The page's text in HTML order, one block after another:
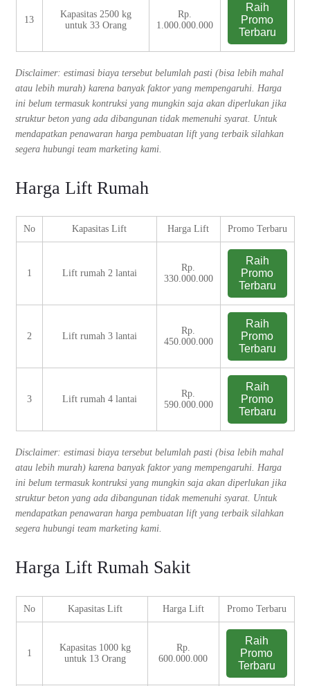
13
Kapasitas 2500 kg
untuk 33 Orang
Rp.
1.000.000.000
Raih
Promo
Terbaru
Disclaimer: estimasi biaya tersebut belumlah pasti (bisa lebih mahal
atau lebih murah) karena banyak faktor yang mempengaruhi. Harga
ini belum termasuk kontruksi yang mungkin saja akan diperlukan jika
struktur beton yang ada dibangunan tidak memenuhi syarat. Untuk
mendapatkan penawaran harga pembuatan lift yang terbaik silahkan
segera hubungi team marketing kami.
Harga Lift Rumah
No Kapasitas Lift Harga Lift Promo Terbaru
1 Lift rumah 2 lantai
Rp.
330.000.000
Raih
Promo
Terbaru
2 Lift rumah 3 lantai
Rp.
450.000.000
Raih
Promo
Terbaru
3 Lift rumah 4 lantai
Rp.
590.000.000
Raih
Promo
Terbaru
Disclaimer: estimasi biaya tersebut belumlah pasti (bisa lebih mahal
atau lebih murah) karena banyak faktor yang mempengaruhi. Harga
ini belum termasuk kontruksi yang mungkin saja akan diperlukan jika
struktur beton yang ada dibangunan tidak memenuhi syarat. Untuk
mendapatkan penawaran harga pembuatan lift yang terbaik silahkan
segera hubungi team marketing kami.
Harga Lift Rumah Sakit
No Kapasitas Lift Harga Lift Promo Terbaru
1
Kapasitas 1000 kg
untuk 13 Orang
Rp.
600.000.000
Raih
Promo
Terbaru